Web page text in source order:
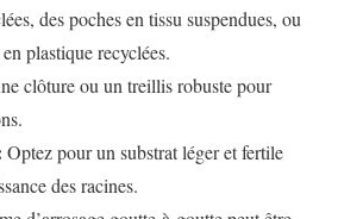
des poches en tissu suspendues, ou
plastique recyclées.
clôture ou un treillis robuste pour
Optez pour un substrat léger et fertile
des racines.